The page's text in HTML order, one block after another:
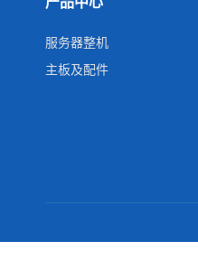
服务器整机
主板及配件